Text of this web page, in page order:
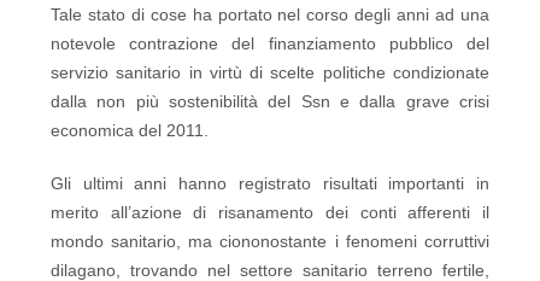
Tale stato di cose ha portato nel corso degli anni ad una
notevole contrazione del finanziamento pubblico del
servizio sanitario in virtù di scelte politiche condizionate
dalla non più sostenibilità del Ssn e dalla grave crisi
economica del 2011.
Gli ultimi anni hanno registrato risultati importanti in
merito all’azione di risanamento dei conti afferenti il
mondo sanitario, ma ciononostante i fenomeni corruttivi
dilagano, trovando nel settore sanitario terreno fertile,